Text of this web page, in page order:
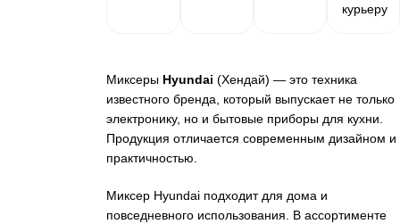
курьеру
Миксеры Hyundai (Хендай) — это техника
известного бренда, который выпускает не только
электронику, но и бытовые приборы для кухни.
Продукция отличается современным дизайном и
практичностью.
Миксер Hyundai подходит для дома и
повседневного использования. В ассортименте